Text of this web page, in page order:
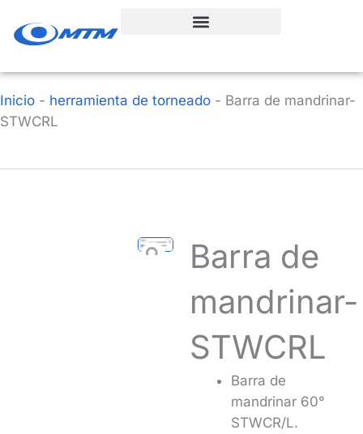
Inicio - herramienta de torneado - Barra de mandrinar-
STWCRL
Barra de
mandrinar-
STWCRL
Barra de
mandrinar 60°
STWCR/L.